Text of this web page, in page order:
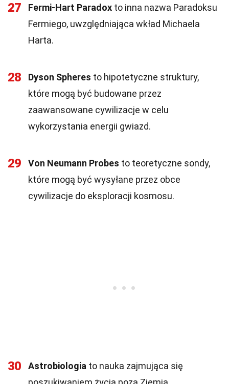
27 Fermi-Hart Paradox to inna nazwa Paradoksu
Fermiego, uwzględniająca wkład Michaela
Harta.
28 Dyson Spheres to hipotetyczne struktury,
które mogą być budowane przez
zaawansowane cywilizacje w celu
wykorzystania energii gwiazd.
29 Von Neumann Probes to teoretyczne sondy,
które mogą być wysyłane przez obce
cywilizacje do eksploracji kosmosu.
30 Astrobiologia to nauka zajmująca się